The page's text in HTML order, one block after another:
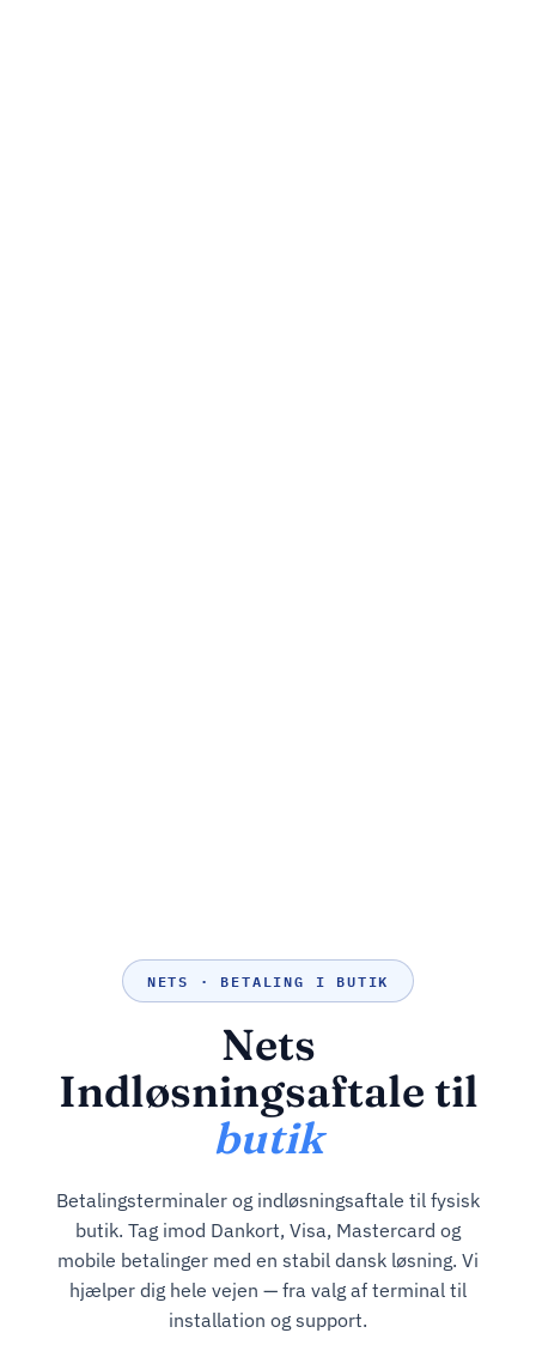
NETS · BETALING I BUTIK
Nets
Indløsningsaftale til
butik
Betalingsterminaler og indløsningsaftale til fysisk
butik. Tag imod Dankort, Visa, Mastercard og
mobile betalinger med en stabil dansk løsning. Vi
hjælper dig hele vejen — fra valg af terminal til
installation og support.